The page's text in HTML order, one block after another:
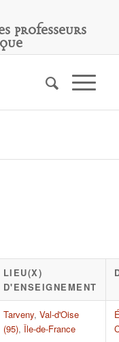
Professeurs
LIEU(X)
D'ENSEIGNEMENT
Tarveny, Val-d'Oise
(95), Île-de-France